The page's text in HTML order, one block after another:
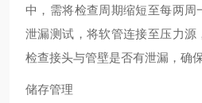
中，需将检查周期缩短至每两周
泄漏测试，将软管连接至压力源
检查接头与管壁是否有泄漏，确
储存管理